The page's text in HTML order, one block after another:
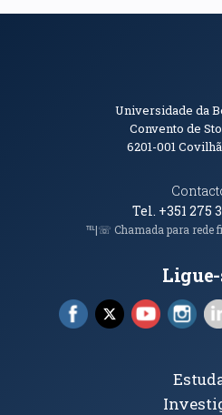
Informações de
Universidade da
Convento de
6201-001
Tel. +351 275
℡|☏ Chamada para rede
Ligue-
Facebook (abre em
X (abre em
YouTube
Tópicos